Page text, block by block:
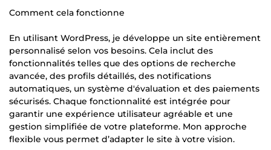
Comment cela fonctionne
En utilisant WordPress, je développe un site entièrement
personnalisé selon vos besoins. Cela inclut des
fonctionnalités telles que des options de recherche
avancée, des profils détaillés, des notifications
automatiques, un système d'évaluation et des paiements
sécurisés. Chaque fonctionnalité est intégrée pour
garantir une expérience utilisateur agréable et une
gestion simplifiée de votre plateforme. Mon approche
flexible vous permet d’adapter le site à votre vision.